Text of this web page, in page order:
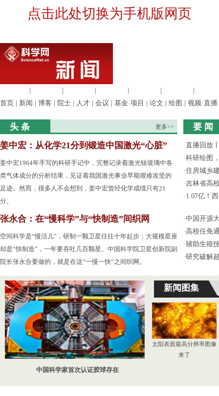
点击此处切换为手机版网页
首页
新闻 博客 院士 人才 会议 基金·项目 论文 绘图 视频·直播
头 条 更多>>
姜中宏：从化学21分到锻造中国激光“心脏”
姜中宏1964年手写的科研手记中，完整记录着激光钕玻璃中各
类气体成分的分析结果，见证着我国激光事业早期艰难攻坚的
足迹。然而，很多人不会想到，姜中宏曾经化学成绩只有21
分。
张永合：在“慢科学”与“快制造”间织网
空间科学是“慢活儿”，研制一颗卫星往往十年起步；大规模星座
却是“快制造”，一年要吞吐几百颗星。中国科学院卫星创新院副
院长张永合要做的，就是在这“一慢一快”之间织网。
要 闻
·直播回放
·科研绘图
·住房城乡
·吉林省高
· 1.07亿！
·中国开源
· 高校任免
·辅助生殖
·研究破解
中国科学家首次认证胶球存在
新闻图集
太阳表面最高分辨率图像
来了